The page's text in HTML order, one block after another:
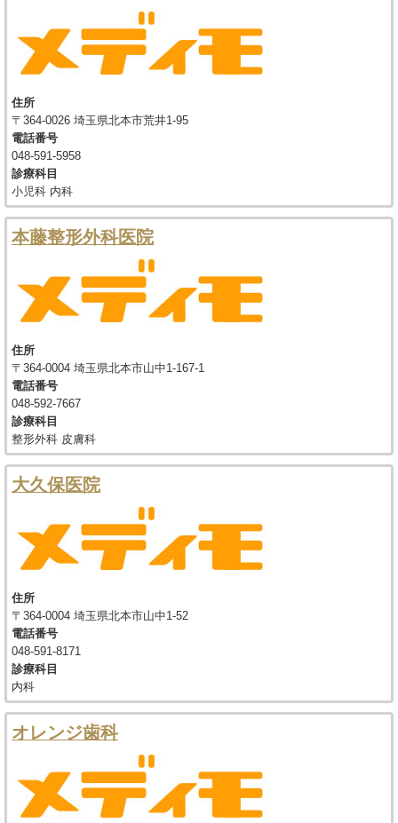
住所
〒364-0026 埼玉県北本市荒井1-95
電話番号
048-591-5958
診療科目
小児科 内科
本藤整形外科医院
住所
〒364-0004 埼玉県北本市山中1-167-1
電話番号
048-592-7667
診療科目
整形外科 皮膚科
大久保医院
住所
〒364-0004 埼玉県北本市山中1-52
電話番号
048-591-8171
診療科目
内科
オレンジ歯科